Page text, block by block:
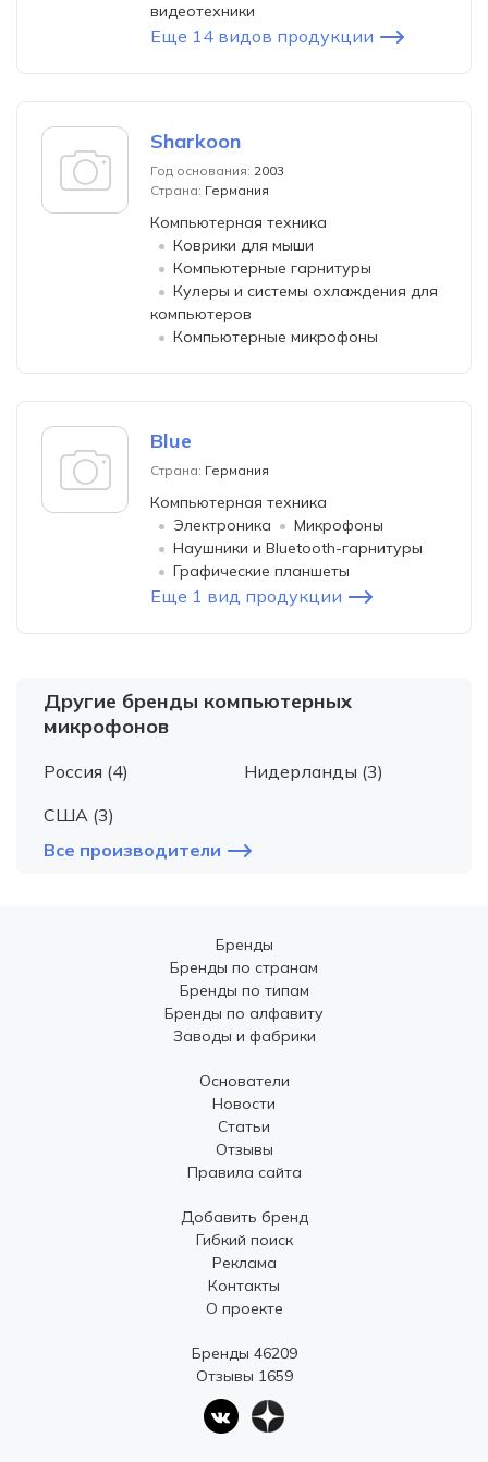
видеотехники
Еще 14 видов продукции
Sharkoon
Год основания: 2003
Страна: Германия
Компьютерная техника
Коврики для мыши
Компьютерные гарнитуры
Кулеры и системы охлаждения для
компьютеров
Компьютерные микрофоны
Blue
Страна: Германия
Компьютерная техника
Электроника
Микрофоны
Наушники и Bluetooth-гарнитуры
Графические планшеты
Еще 1 вид продукции
Другие бренды компьютерных
микрофонов
Россия (4)
Нидерланды (3)
США (3)
Все производители
Бренды
Бренды по странам
Бренды по типам
Бренды по алфавиту
Заводы и фабрики
Основатели
Новости
Статьи
Отзывы
Правила сайта
Добавить бренд
Гибкий поиск
Реклама
Контакты
О проекте
Бренды 46209
Отзывы 1659